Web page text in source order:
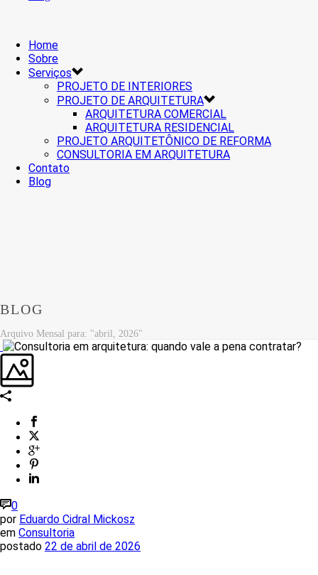
Home
Sobre
Serviços
PROJETO DE INTERIORES
PROJETO DE ARQUITETURA
ARQUITETURA COMERCIAL
ARQUITETURA RESIDENCIAL
PROJETO ARQUITETÔNICO DE REFORMA
CONSULTORIA EM ARQUITETURA
Contato
Blog
BLOG
Arquivo Mensal para: "abril, 2026"
0
por Eduardo Cidral Mickosz
em Consultoria
postado 22 de abril de 2026